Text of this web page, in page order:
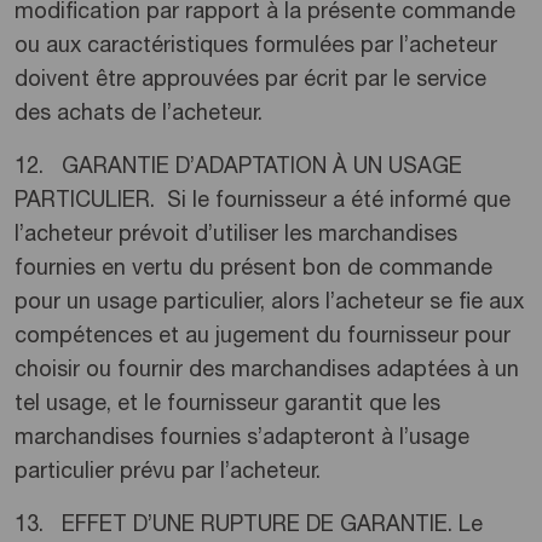
modification par rapport à la présente commande
ou aux caractéristiques formulées par l’acheteur
doivent être approuvées par écrit par le service
des achats de l’acheteur.
12. GARANTIE D’ADAPTATION À UN USAGE
PARTICULIER. Si le fournisseur a été informé que
l’acheteur prévoit d’utiliser les marchandises
fournies en vertu du présent bon de commande
pour un usage particulier, alors l’acheteur se fie aux
compétences et au jugement du fournisseur pour
choisir ou fournir des marchandises adaptées à un
tel usage, et le fournisseur garantit que les
marchandises fournies s’adapteront à l’usage
particulier prévu par l’acheteur.
13. EFFET D’UNE RUPTURE DE GARANTIE. Le